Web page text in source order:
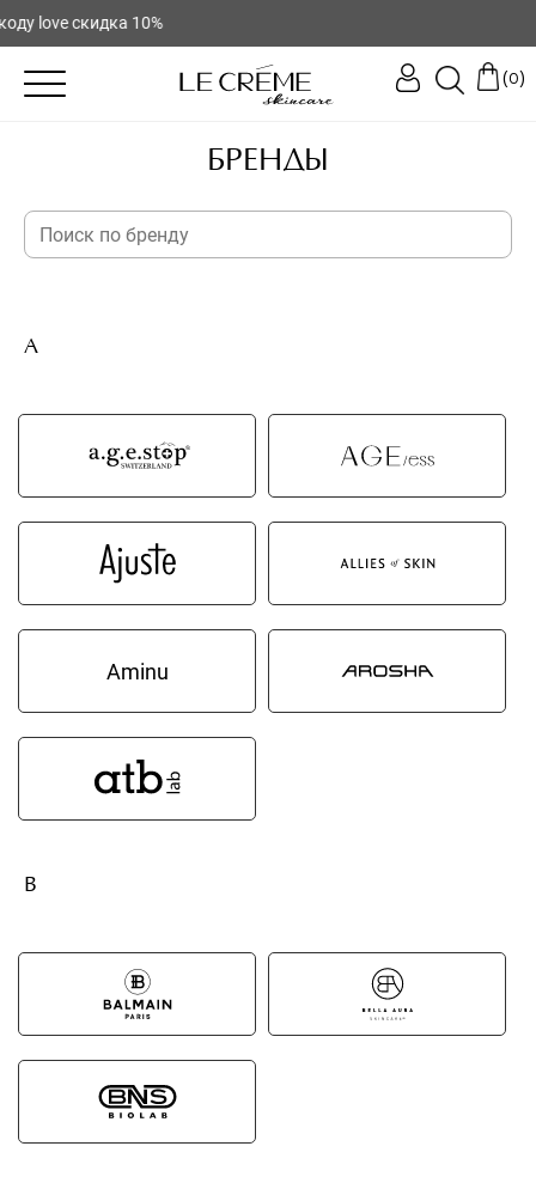
скидка 10%
(0)
БРЕНДЫ
A
Aminu
B